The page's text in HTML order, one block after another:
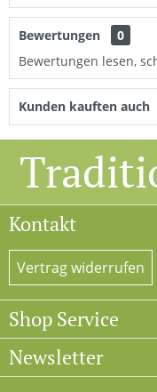
Bewertungen
0
Bewertungen lesen,
Kunden kauften auch
Kontakt
Vertrag widerrufen
Shop Service
Newsletter